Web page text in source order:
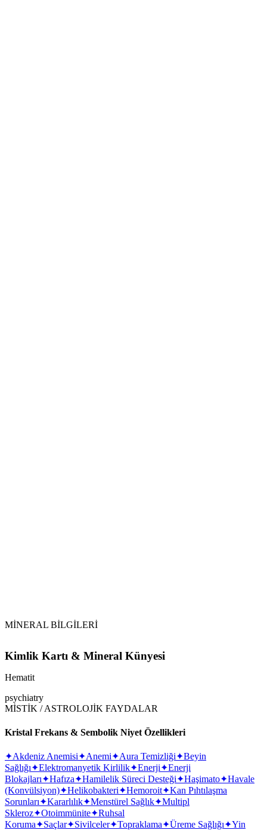
MİNERAL BİLGİLERİ
Kimlik Kartı & Mineral Künyesi
Hematit
psychiatry
MİSTİK / ASTROLOJİK FAYDALAR
Kristal Frekans & Sembolik Niyet Özellikleri
✦Akdeniz Anemisi✦Anemi✦Aura Temizliği✦Beyin
Sağlığı✦Elektromanyetik Kirlilik✦Enerji✦Enerji
Blokajları✦Hafıza✦Hamilelik Süreci Desteği✦Haşimato✦Havale
(Konvülsiyon)✦Helikobakteri✦Hemoroit✦Kan Pıhtılaşma
Sorunları✦Kararlılık✦Menstürel Sağlık✦Multipl
Skleroz✦Otoimmünite✦Ruhsal
Koruma✦Saçlar✦Sivilceler✦Topraklama✦Üreme Sağlığı✦Yin